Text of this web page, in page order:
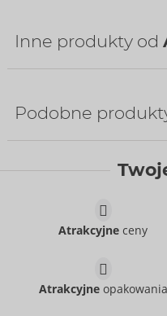
Inne produkty od
- ORION Brand
26333021021
Podobne
Atrakcyjne ceny
Atrakcyjneopakowania